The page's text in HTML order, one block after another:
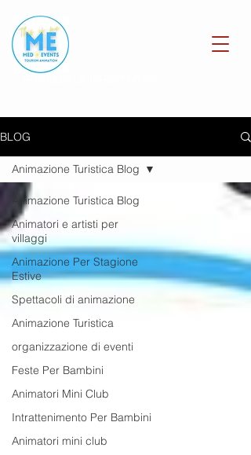
BLOG
Animazione Turistica Blog
Animatori e artisti per
villaggi
Animazione Per Stagione
Estive
Spettacoli di animazione
Animazione Turistica
organizzazione di eventi
Feste Per Bambini
Animatori Mini Club
Intrattenimento Per Bambini
Animatori mini club
Animazione Turistica Blog